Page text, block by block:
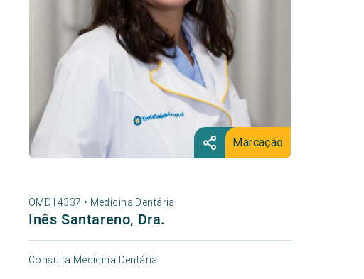
Marcação
OMD14337 • Medicina Dentária
Inês Santareno, Dra.
Consulta Medicina Dentária